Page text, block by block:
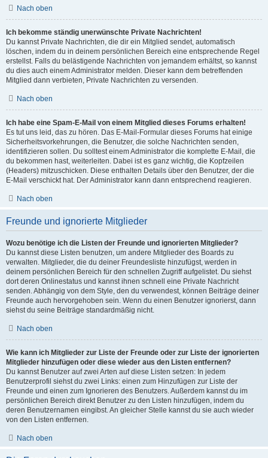
Nach oben
Ich bekomme ständig unerwünschte Private Nachrichten!
Du kannst Private Nachrichten, die dir ein Mitglied sendet, automatisch
löschen, indem du in deinem persönlichen Bereich eine entsprechende Regel
erstellst. Falls du belästigende Nachrichten von jemandem erhältst, so kannst
du dies auch einem Administrator melden. Dieser kann dem betreffenden
Mitglied dann verbieten, Private Nachrichten zu versenden.
Nach oben
Ich habe eine Spam-E-Mail von einem Mitglied dieses Forums erhalten!
Es tut uns leid, das zu hören. Das E-Mail-Formular dieses Forums hat einige
Sicherheitsvorkehrungen, die Benutzer, die solche Nachrichten senden,
identifizieren sollen. Du solltest einem Administrator die komplette E-Mail, die
du bekommen hast, weiterleiten. Dabei ist es ganz wichtig, die Kopfzeilen
(Headers) mitzuschicken. Diese enthalten Details über den Benutzer, der die
E-Mail verschickt hat. Der Administrator kann dann entsprechend reagieren.
Nach oben
Freunde und ignorierte Mitglieder
Wozu benötige ich die Listen der Freunde und ignorierten Mitglieder?
Du kannst diese Listen benutzen, um andere Mitglieder des Boards zu
verwalten. Mitglieder, die du deiner Freundesliste hinzufügst, werden in
deinem persönlichen Bereich für den schnellen Zugriff aufgelistet. Du siehst
dort deren Onlinestatus und kannst ihnen schnell eine Private Nachricht
senden. Abhängig von dem Style, den du verwendest, können Beiträge deiner
Freunde auch hervorgehoben sein. Wenn du einen Benutzer ignorierst, dann
siehst du seine Beiträge standardmäßig nicht.
Nach oben
Wie kann ich Mitglieder zur Liste der Freunde oder zur Liste der ignorierten
Mitglieder hinzufügen oder diese wieder aus den Listen entfernen?
Du kannst Benutzer auf zwei Arten auf diese Listen setzen: In jedem
Benutzerprofil siehst du zwei Links: einen zum Hinzufügen zur Liste der
Freunde und einen zum Ignorieren des Benutzers. Außerdem kannst du im
persönlichen Bereich direkt Benutzer zu den Listen hinzufügen, indem du
deren Benutzernamen eingibst. An gleicher Stelle kannst du sie auch wieder
von den Listen entfernen.
Nach oben